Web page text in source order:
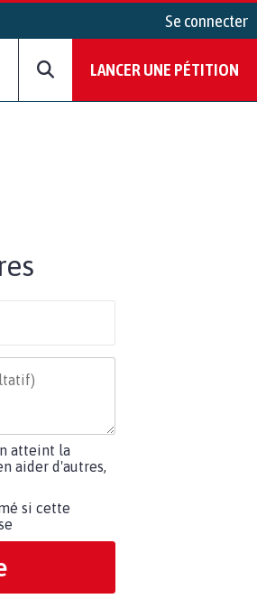
Se connecter
LANCER UNE PÉTITION
atteint la
aider d'autres,
si cette